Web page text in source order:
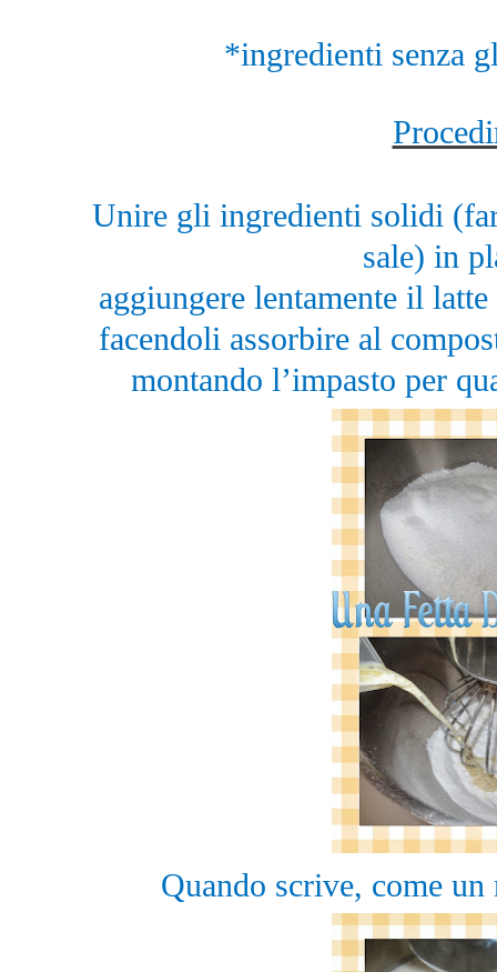
*ingredienti senza
Unire gli ingredienti solidi
sale) in
aggiungere lentamente il
facendoli assorbire al
montando l’impasto per
Quando scrive, come